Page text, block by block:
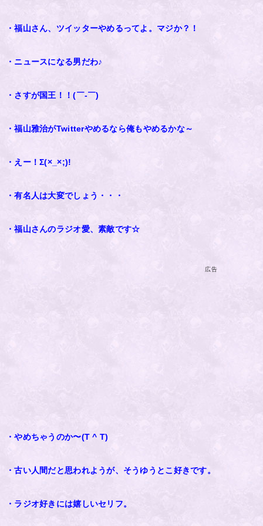
・福山さん、ツイッターやめるってよ。マジか？！
・ニュースになる男だわ♪
・さすが国王！！(￣-￣)ゞ
・福山雅治がTwitterやめるなら俺もやめるかな～
・えー！Σ(×_×;)!
・有名人は大変でしょう・・・
・福山さんのラジオ愛、素敵です☆
広告
・やめちゃうのか〜(T ^ T)
・古い人間だと思われようが、そうゆうとこ好きです。
・ラジオ好きには嬉しいセリフ。